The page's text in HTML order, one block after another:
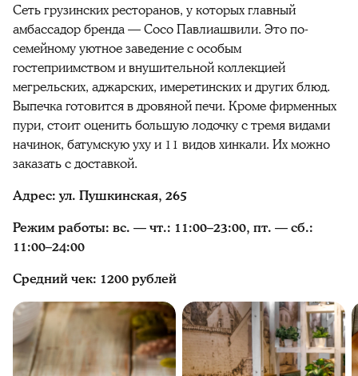
Сеть грузинских ресторанов, у которых главный
амбассадор бренда — Сосо Павлиашвили. Это по-
семейному уютное заведение с особым
гостеприимством и внушительной коллекцией
мегрельских, аджарских, имеретинских и других блюд.
Выпечка готовится в дровяной печи. Кроме фирменных
пури, стоит оценить большую лодочку с тремя видами
начинок, батумскую уху и 11 видов хинкали. Их можно
заказать с доставкой.
Адрес: ул. Пушкинская, 265
Режим работы: вс. — чт.: 11:00–23:00, пт. — сб.:
11:00–24:00
Средний чек: 1200 рублей